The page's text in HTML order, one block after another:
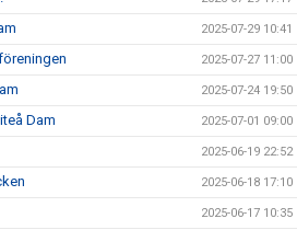
2025-07-29 10:41
2025-07-27 11:00
2025-07-24 19:50
Dam 2025-07-01 09:00
2025-06-19 22:52
2025-06-18 17:10
2025-06-17 10:35